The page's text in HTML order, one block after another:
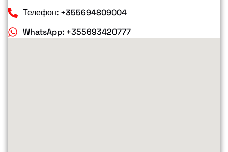
Телефон: +355694809004
WhatsApp: +355693420777